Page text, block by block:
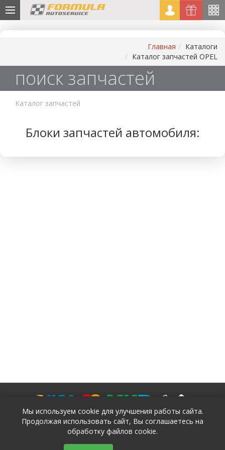
Главная
Каталоги
Каталог запчастей OPEL
поиск запчастей
Каталог запчастей
Блоки запчастей автомобиля:
Мы используем cookie для улучшения работы сайта.
Продолжая использовать сайт, Вы соглашаетесь на
обработку файлов cookie.